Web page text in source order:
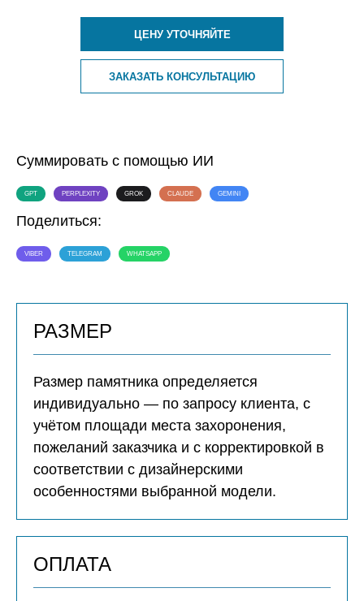
ЦЕНУ УТОЧНЯЙТЕ
ЗАКАЗАТЬ КОНСУЛЬТАЦИЮ
Суммировать с помощью ИИ
GPT PERPLEXITY GROK CLAUDE GEMINI
Поделиться:
VIBER TELEGRAM WHATSAPP
РАЗМЕР
Размер памятника определяется
индивидуально — по запросу клиента, с
учётом площади места захоронения,
пожеланий заказчика и с корректировкой в
соответствии с дизайнерскими
особенностями выбранной модели.
ОПЛАТА